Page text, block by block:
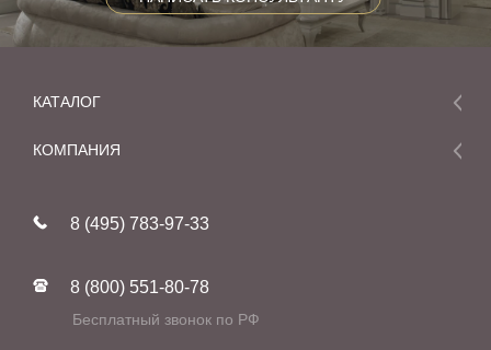
КАТАЛОГ
Мебель
Фабрики
КОМПАНИЯ
Реставрация
Контакты
8 (495) 783-97-33
8 (800) 551-80-78
Бесплатный звонок по РФ